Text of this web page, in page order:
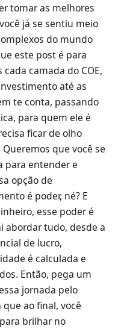
tomar as melhores
já se sentiu meio
do mundo
este post é para
camada do COE,
até as
te conta, passando
para quem ele é
ficar de olho
que você se
para entender e
opção de
é poder, né? E
esse poder é
abordar tudo, desde a
de lucro,
é calculada e
Então, pega um
jornada pelo
que ao final, você
brilhar no